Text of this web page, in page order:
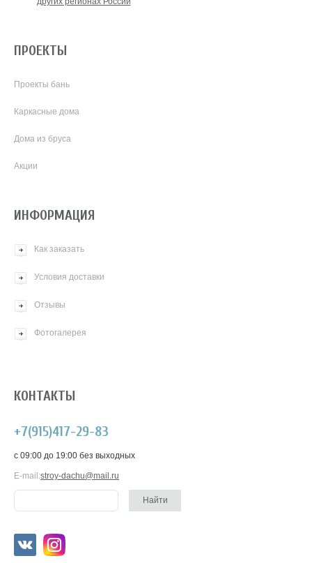
ПРОЕКТЫ
Проекты бань
Каркасные дома
Дома из бруса
Акции
ИНФОРМАЦИЯ
Как заказать
Условия доставки
Отзывы
Фотогалерея
КОНТАКТЫ
+7(915)417-29-83
c 09:00 до 19:00 без выходных
E-mail:stroy-dachu@mail.ru